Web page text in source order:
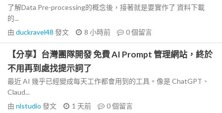
了解Data Pre-processing的概念後，接著就是要實作了 資料下載
的...
由 duckravel48 發文 8 小時前 0個留言
【分享】台灣團隊開發 免費 AI Prompt 管理網站，終於
不用再到處找提示詞了
最近 AI 幾乎已經變成每天工作都會用到的工具。像是 ChatGPT、
Claud...
由 nlstudio 發文 1 天前 0個留言